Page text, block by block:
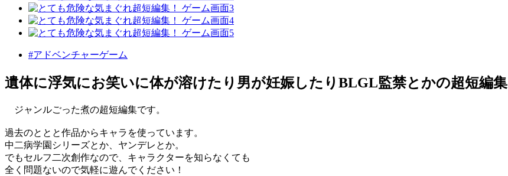
#アドベンチャーゲーム
遺体に浮気にお笑いに体が溶けたり男が妊娠したりBLGL監禁とかの超短編集
ジャンルごった煮の超短編集です。
過去のととと作品からキャラを使っています。
中二病学園シリーズとか、ヤンデレとか。
でもセルフ二次創作なので、キャラクターを知らなくても
全く問題ないので気軽に遊んでください！